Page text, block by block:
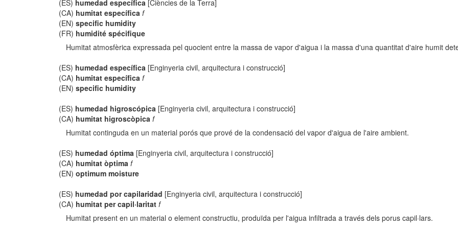
(ES) humedad específica [Ciències de la Terra]
(CA) humitat específica f
(EN)specific humidity
(FR) humidité spécifique
Humitat atmosfèrica expressada pel quocient entre la massa de vapor d'aigua i la massa d'una quantitat d'aire humit
(ES) humedad específica [Enginyeria civil, arquitectura i construcció]
(CA) humitat específica f
(EN)specific humidity
(ES) humedad higroscópica [Enginyeria civil, arquitectura i construcció]
(CA) humitat higroscòpica f
Humitat continguda en un material porós que prové de la condensació del vapor d'aigua de l'aire ambient.
(ES) humedad óptima [Enginyeria civil, arquitectura i construcció]
(CA) humitat òptima f
(EN)optimum moisture
(ES) humedad por capilaridad [Enginyeria civil, arquitectura i construcció]
(CA) humitat per capil·laritat f
Humitat present en un material o element constructiu, produïda per l'aigua infiltrada a través dels porus capil·lars.